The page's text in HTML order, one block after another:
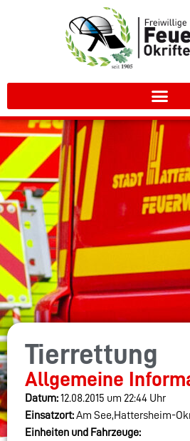
Tierrettung
Allgemeine
Datum:12.08.2015 um 22:44 Uhr
Einsatzort:Am See,Hattersheim-
Einheiten und Fahrzeuge: